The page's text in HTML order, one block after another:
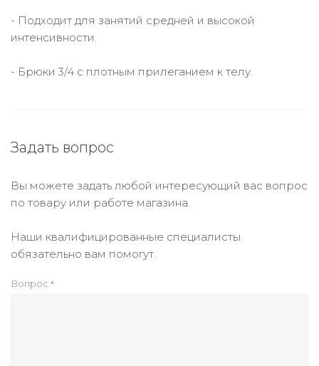
- Подходит для занятий средней и высокой
интенсивности.
- Брюки 3/4 с плотным прилеганием к телу.
Задать вопрос
Вы можете задать любой интересующий вас вопрос
по товару или работе магазина.
Наши квалифицированные специалисты
обязательно вам помогут.
Вопрос *